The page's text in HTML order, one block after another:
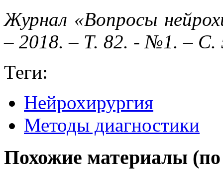
Журнал «Вопросы
– 2018. – Т. 82. - №1. – С.
Теги:
Нейрохирургия
Методы диагностики
Похожие материалы (по